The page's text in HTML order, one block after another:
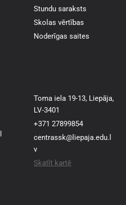
Stundu saraksts
Skolas vērtības
Noderīgas saites
Toma iela 19-13, Liepāja,
LV-3401
+371 27899854
centrassk@liepaja.edu.l
v
Skatīt kartē